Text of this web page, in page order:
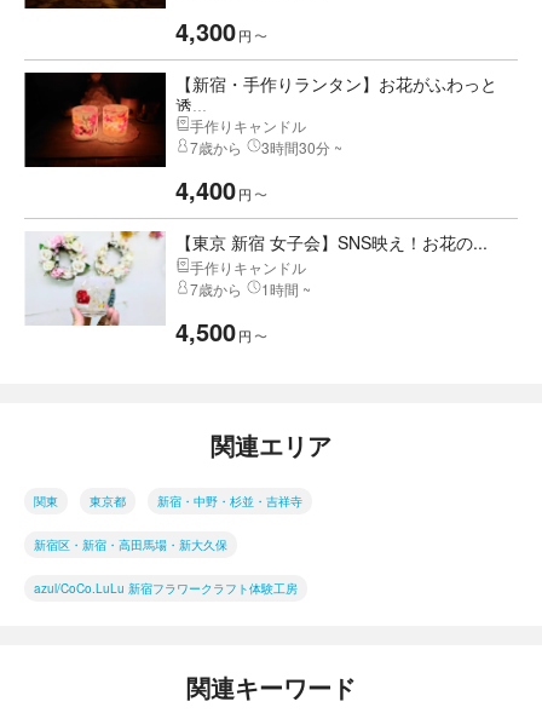
4,300円 〜
【新宿・手作りランタン】お花がふわっと
透...
手作りキャンドル
7歳から
3時間30分 ~
4,400円 〜
【東京 新宿 女子会】SNS映え！お花の...
手作りキャンドル
7歳から
1時間 ~
4,500円 〜
関連エリア
関東 東京都 新宿・中野・杉並・吉祥寺
新宿区・新宿・高田馬場・新大久保
azul/CoCo.LuLu 新宿フラワークラフト体験工房
関連キーワード